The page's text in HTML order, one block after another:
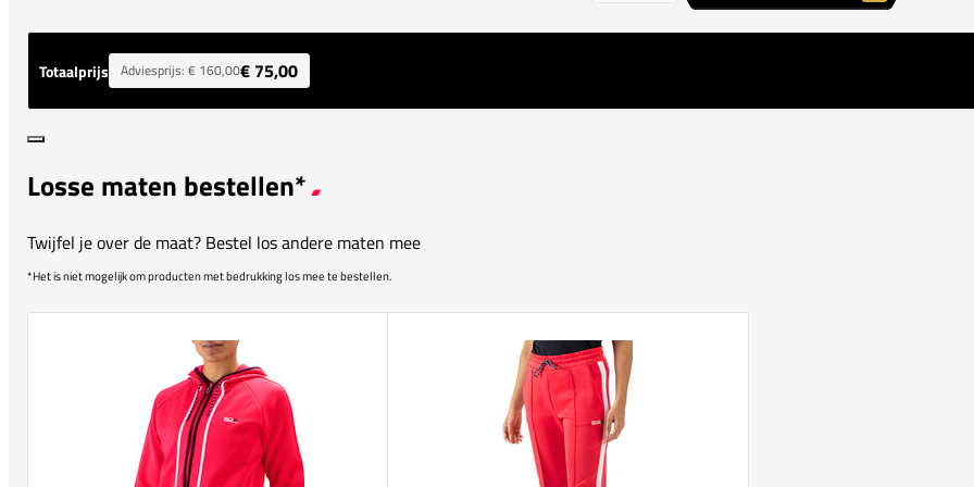
Totaalprijs Adviesprijs: € 160,00€ 75,00
Losse maten bestellen*
Twijfel je over de maat? Bestel los andere maten mee
*Het is niet mogelijk om producten met bedrukking los mee te bestellen.